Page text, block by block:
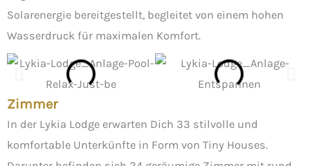
Solarenergie bereitgestellt, begleitet von einem hohen
Wasserdruck für maximalen Komfort.
Zimmer
In der Lykia Lodge erwarten Dich 33 stilvolle und
komfortable Unterkünfte in Form von Tiny Houses.